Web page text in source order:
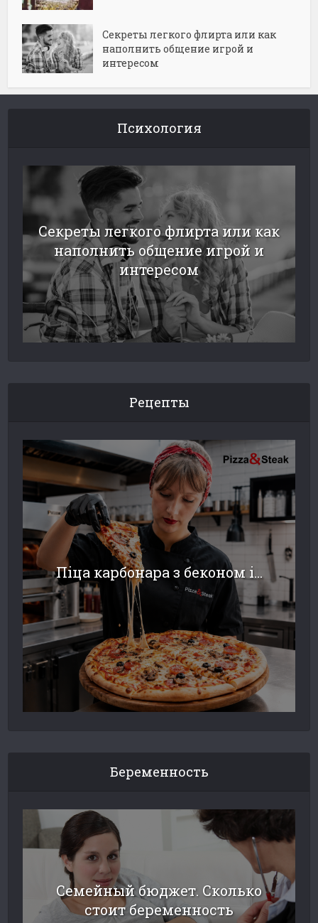
Секреты легкого флирта или как
наполнить общение игрой и
интересом
Психология
Секреты легкого флирта или как
наполнить общение игрой и
интересом
Рецепты
Піца карбонара з беконом і...
Беременность
Семейный бюджет. Сколько
стоит беременность